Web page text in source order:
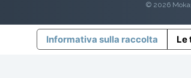
© 2026
Informativa sulla raccolta Le